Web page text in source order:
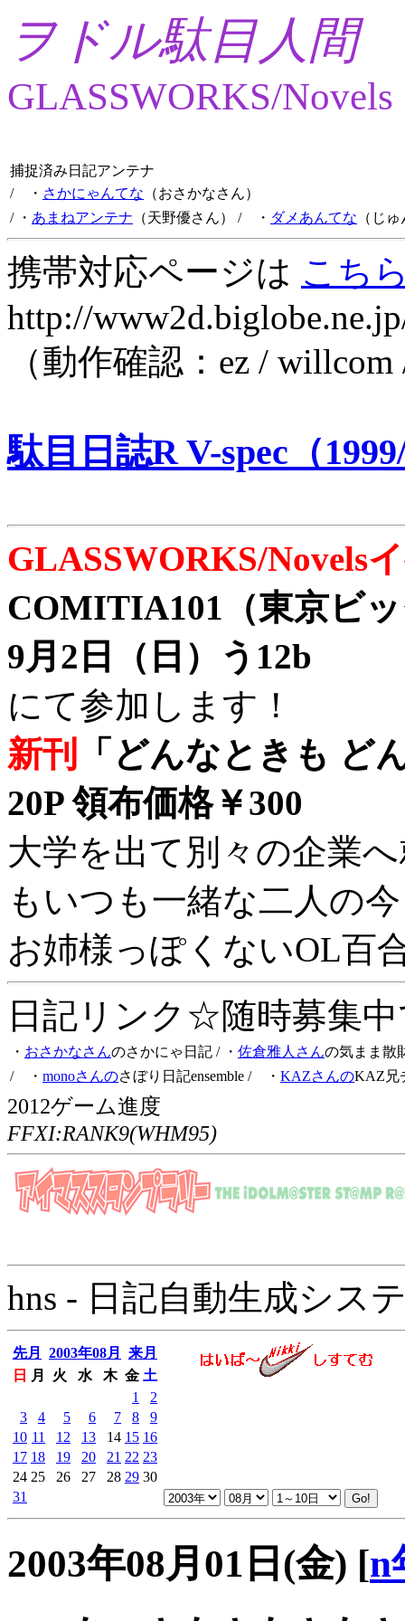
ヲドル駄目人間
GLASSWORKS/Novels
捕捉済み日記アンテナ
/ ・ さかにゃんてな （おさかなさん）
/ ・ あまねアンテナ （天野優さん） / ・ ダメあんてな （じ
携帯対応ページは こち
http://
（動作確認：ez /
駄目日誌R V-spec（
GLASSWORKS/Novels
COMITIA101（東京ビ
9月2日（日）う12b
にて参加します！
新刊
「どんなときも ど
20P 領布価格￥300
大学を出て別々の企業
もいつも一緒な二人の
お姉様っぽくないOL百
日記リンク☆随時募集
・ おさかなさんのさかにゃ日記 / ・ 佐倉雅人さんの気まま散
/ ・ monoさんのさぼり日記ensemble / ・ KAZさんのKAZ兄
2012ゲーム進度
FFXI:RANK9(WHM95)
hns - 日記自動生成シス
先月 2003年08月
来月
日
月 火 水 木 金 土
1
2
3
4 5 6 7 8
9
10 11 12 13 14 15 16
17 18 19 20 21 22 23
24 25 26 27 28 29 30
31
2003年08月01日(金) [n